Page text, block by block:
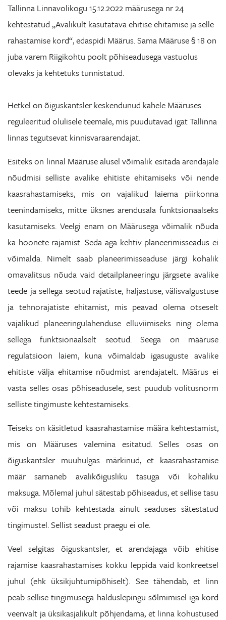
Tallinna Linnavolikogu 15.12.2022 määrusega nr 24
kehtestatud „Avalikult kasutatava ehitise ehitamise ja selle
rahastamise kord“, edaspidi Määrus. Sama Määruse § 18 on
juba varem Riigikohtu poolt põhiseadusega vastuolus
olevaks ja kehtetuks tunnistatud.
Hetkel on õiguskantsler keskendunud kahele Määruses
reguleeritud olulisele teemale, mis puudutavad igat Tallinna
linnas tegutsevat kinnisvaraarendajat.
Esiteks on linnal Määruse alusel võimalik esitada arendajale
nõudmisi selliste avalike ehitiste ehitamiseks või nende
kaasrahastamiseks, mis on vajalikud laiema piirkonna
teenindamiseks, mitte üksnes arendusala funktsionaalseks
kasutamiseks. Veelgi enam on Määrusega võimalik nõuda
ka hoonete rajamist. Seda aga kehtiv planeerimisseadus ei
võimalda. Nimelt saab planeerimisseaduse järgi kohalik
omavalitsus nõuda vaid detailplaneeringu järgsete avalike
teede ja sellega seotud rajatiste, haljastuse, välisvalgustuse
ja tehnorajatiste ehitamist, mis peavad olema otseselt
vajalikud planeeringulahenduse elluviimiseks ning olema
sellega funktsionaalselt seotud. Seega on määruse
regulatsioon laiem, kuna võimaldab igasuguste avalike
ehitiste välja ehitamise nõudmist arendajatelt. Määrus ei
vasta selles osas põhiseadusele, sest puudub volitusnorm
selliste tingimuste kehtestamiseks.
Teiseks on käsitletud kaasrahastamise määra kehtestamist,
mis on Määruses valemina esitatud. Selles osas on
õiguskantsler muuhulgas märkinud, et kaasrahastamise
määr sarnaneb avalikõigusliku tasuga või kohaliku
maksuga. Mõlemal juhul sätestab põhiseadus, et sellise tasu
või maksu tohib kehtestada ainult seaduses sätestatud
tingimustel. Sellist seadust praegu ei ole.
Veel selgitas õiguskantsler, et arendajaga võib ehitise
rajamise kaasrahastamises kokku leppida vaid konkreetsel
juhul (ehk üksikjuhtumipõhiselt). See tähendab, et linn
peab sellise tingimusega halduslepingu sõlmimisel iga kord
veenvalt ja üksikasjalikult põhjendama, et linna kohustused